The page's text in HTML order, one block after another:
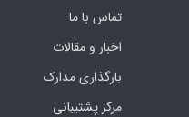
تماس با ما
اخبار و مقالات
بارگذاری مدارک
مرکز پشتیبانی